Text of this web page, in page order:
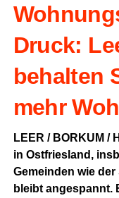
Druck:
behal­ten
mehr
LEER / BORKUM /
in Ost­fries­land,
Gemein­den wie
bleibt ange­spannt.